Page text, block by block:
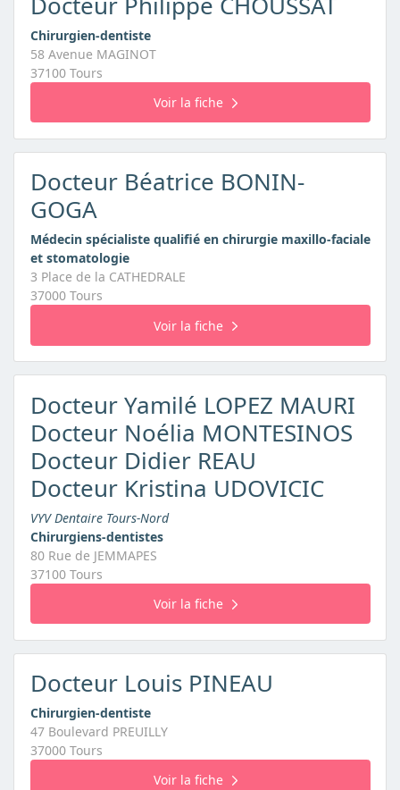
Chirurgien-dentiste
58 Avenue MAGINOT
37100 Tours
Voir la fiche
Docteur Béatrice BONIN-
GOGA
Médecin spécialiste qualifié en chirurgie maxillo-faciale
et stomatologie
3 Place de la CATHEDRALE
37000 Tours
Voir la fiche
Docteur Yamilé LOPEZ MAURI
Docteur Noélia MONTESINOS
Docteur Didier REAU
Docteur Kristina UDOVICIC
VYV Dentaire Tours-Nord
Chirurgiens-dentistes
80 Rue de JEMMAPES
37100 Tours
Voir la fiche
Docteur Louis PINEAU
Chirurgien-dentiste
47 Boulevard PREUILLY
37000 Tours
Voir la fiche